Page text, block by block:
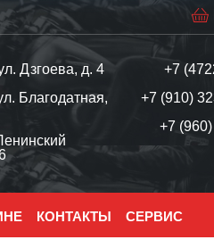
Дзгоева, д. 4
Благодатная,
+7
+7 (910)
+7
КОНТАКТЫ СЕРВИС